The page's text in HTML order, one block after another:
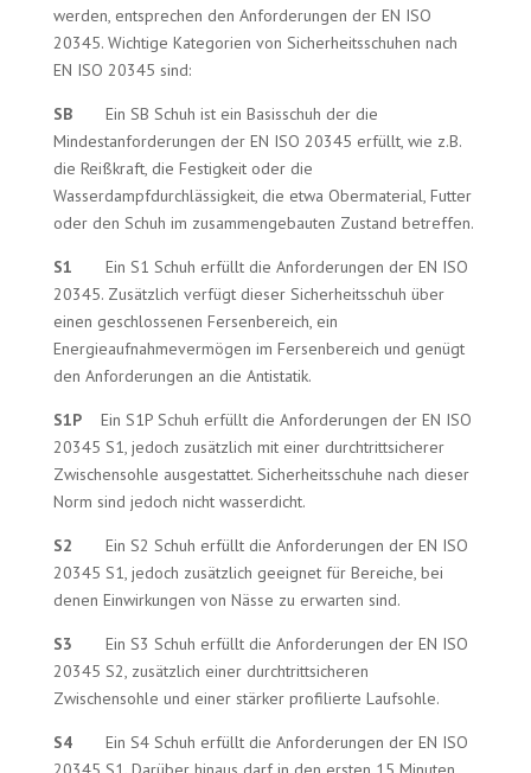
werden, entsprechen den Anforderungen der EN ISO
20345. Wichtige Kategorien von Sicherheitsschuhen nach
EN ISO 20345 sind:
SBEin SB Schuh ist ein Basisschuh der die
Mindestanforderungen der EN ISO 20345 erfüllt, wie z.B.
die Reißkraft, die Festigkeit oder die
Wasserdampfdurchlässigkeit, die etwa Obermaterial, Futter
oder den Schuh im zusammengebauten Zustand betreffen.
S1 Ein S1 Schuh erfüllt die Anforderungen der EN ISO
20345. Zusätzlich verfügt dieser Sicherheitsschuh über
einen geschlossenen Fersenbereich, ein
Energieaufnahmevermögen im Fersenbereich und genügt
den Anforderungen an die Antistatik.
S1PEin S1P Schuh erfüllt die Anforderungen der EN ISO
20345 S1, jedoch zusätzlich mit einer durchtrittsicherer
Zwischensohle ausgestattet. Sicherheitsschuhe nach dieser
Norm sind jedoch nicht wasserdicht.
S2 Ein S2 Schuh erfüllt die Anforderungen der EN ISO
20345 S1, jedoch zusätzlich geeignet für Bereiche, bei
denen Einwirkungen von Nässe zu erwarten sind.
S3 Ein S3 Schuh erfüllt die Anforderungen der EN ISO
20345 S2, zusätzlich einer durchtrittsicheren
Zwischensohle und einer stärker profilierte Laufsohle.
S4
Ein S4 Schuh erfüllt die Anforderungen der EN ISO